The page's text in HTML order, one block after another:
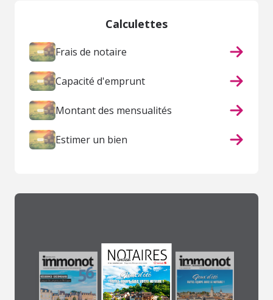
Calculettes
Frais de notaire
Capacité d'emprunt
Montant des mensualités
Estimer un bien